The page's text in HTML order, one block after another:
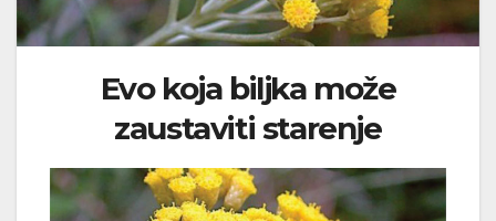
Evo koja biljka može
zaustaviti starenje